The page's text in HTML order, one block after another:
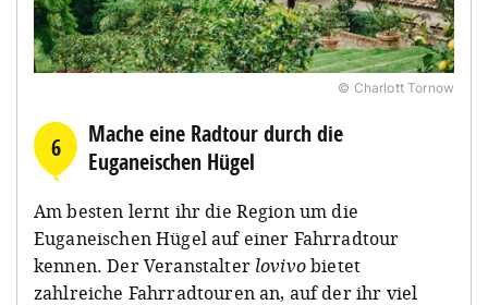
© Charlott Tornow
6
Mache eine Radtour durch die
Euganeischen Hügel
Am besten lernt ihr die Region um die
Euganeischen Hügel auf einer Fahrradtour
kennen. Der Veranstalter lovivobietet
zahlreiche Fahrradtouren an, auf der ihr viel